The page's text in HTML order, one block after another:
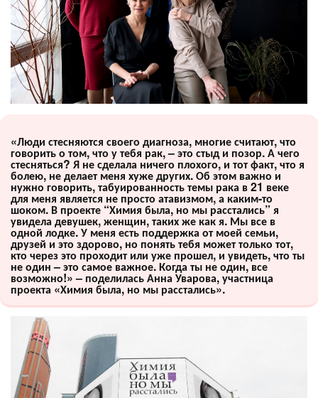
«Люди стесняются своего диагноза, многие считают, что
говорить о том, что у тебя рак, – это стыд и позор. А чего
стесняться? Я не сделала ничего плохого, и тот факт, что я
болею, не делает меня хуже других. Об этом важно и
нужно говорить, табуированность темы рака в 21 веке
для меня является не просто атавизмом, а каким-то
шоком. В проекте “Химия была, но мы расстались” я
увидела девушек, женщин, таких же как я. Мы все в
одной лодке. У меня есть поддержка от моей семьи,
друзей и это здорово, но понять тебя может только тот,
кто через это проходит или уже прошел, и увидеть, что ты
не один – это самое важное. Когда ты не один, все
возможно!» – поделилась Анна Уварова, участница
проекта «Химия была, но мы расстались».